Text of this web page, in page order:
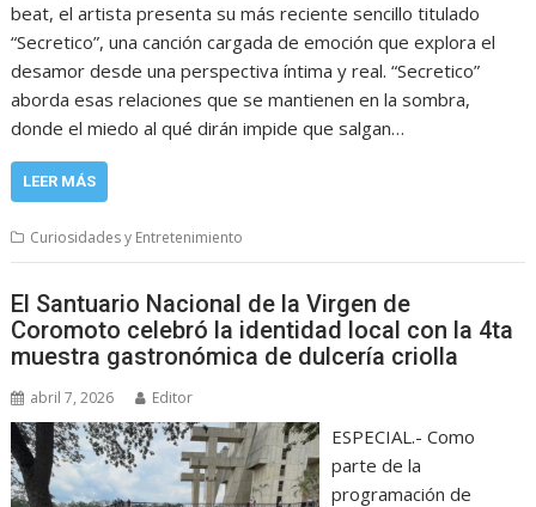
beat, el artista presenta su más reciente sencillo titulado
“Secretico”, una canción cargada de emoción que explora el
desamor desde una perspectiva íntima y real. “Secretico”
aborda esas relaciones que se mantienen en la sombra,
donde el miedo al qué dirán impide que salgan…
LEER MÁS
Curiosidades y Entretenimiento
El Santuario Nacional de la Virgen de
Coromoto celebró la identidad local con la 4ta
muestra gastronómica de dulcería criolla
abril 7, 2026 Editor
ESPECIAL.- Como
parte de la
programación de